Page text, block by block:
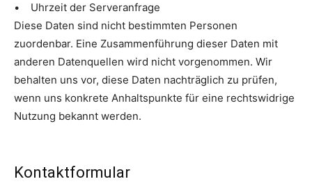
• Uhrzeit der Serveranfrage
Diese Daten sind nicht bestimmten Personen
zuordenbar. Eine Zusammenführung dieser Daten mit
anderen Datenquellen wird nicht vorgenommen. Wir
behalten uns vor, diese Daten nachträglich zu prüfen,
wenn uns konkrete Anhaltspunkte für eine rechtswidrige
Nutzung bekannt werden.
Kontaktformular